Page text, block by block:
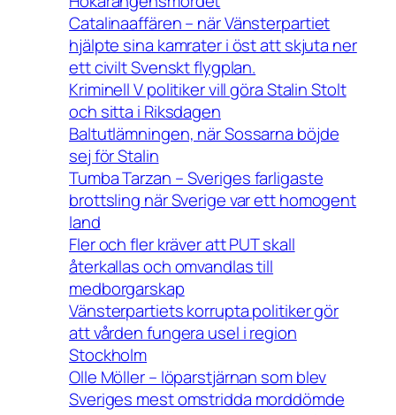
Catalinaaffären – när Vänsterpartiet
hjälpte sina kamrater i öst att skjuta ner
ett civilt Svenskt flygplan.
Kriminell V politiker vill göra Stalin Stolt
och sitta i Riksdagen
Baltutlämningen, när Sossarna böjde
sej för Stalin
Tumba Tarzan – Sveriges farligaste
brottsling när Sverige var ett homogent
land
Fler och fler kräver att PUT skall
återkallas och omvandlas till
medborgarskap
Vänsterpartiets korrupta politiker gör
att vården fungera usel i region
Stockholm
Olle Möller – löparstjärnan som blev
Sveriges mest omstridda morddömde